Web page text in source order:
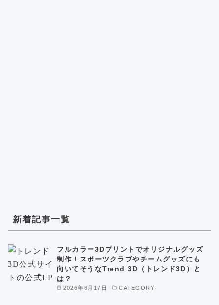
新着記事一覧
2026年6月17日 CATEGORY
フルカラー3Dプリントでオリジナルグッズ
制作！スポーツクラブやチームグッズにも
向いてそうなTrend 3D（トレンド3D）と
は？